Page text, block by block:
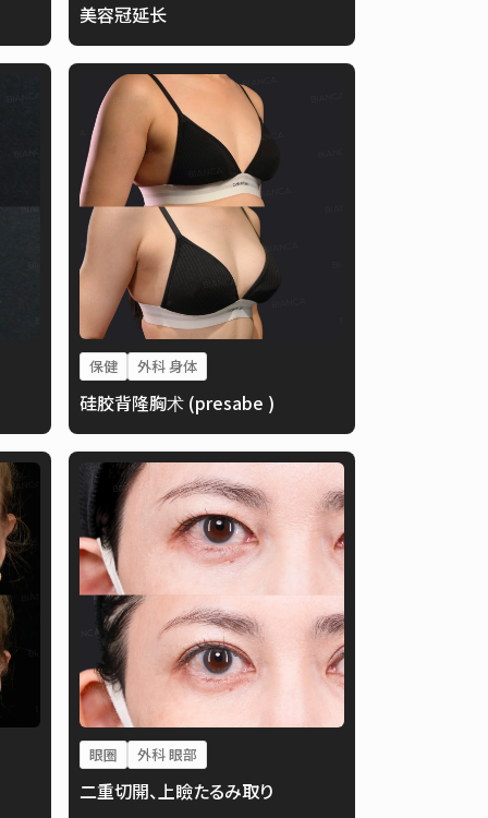
美容冠延长
保健 外科 身体
硅胶背隆胸术 (presabe )
眼圈 外科 眼部
二重切開、上瞼たるみ取り